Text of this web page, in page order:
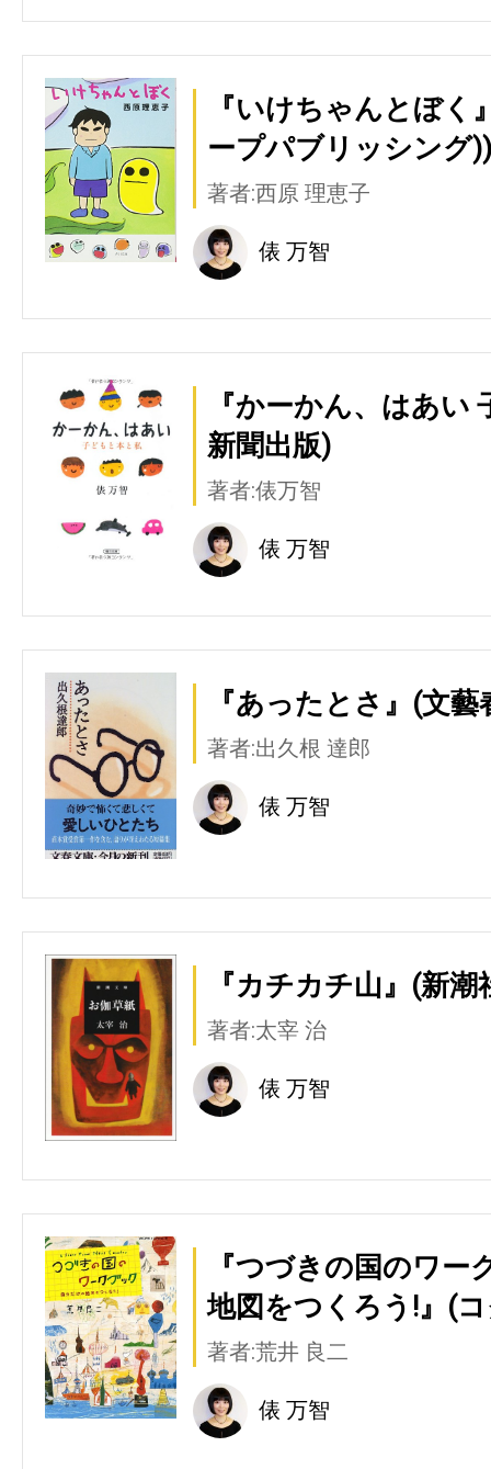
『いけちゃんとぼく
ープパブリッシング))
著者:西原 理恵子
俵 万智
『かーかん、はあい
新聞出版)
著者:俵万智
俵 万智
『あったとさ』(文藝
著者:出久根 達郎
俵 万智
『カチカチ山』(新潮
著者:太宰 治
俵 万智
『つづきの国のワ
地図をつくろう!』(
著者:荒井 良二
俵 万智